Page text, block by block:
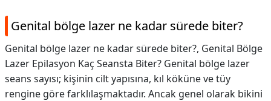
Genital bölge lazer ne kadar sürede biter?
Genital bölge lazer ne kadar sürede biter?, Genital Bölge
Lazer Epilasyon Kaç Seansta Biter? Genital bölge lazer
seans sayısı; kişinin cilt yapısına, kıl köküne ve tüy
rengine göre farklılaşmaktadır. Ancak genel olarak bikini